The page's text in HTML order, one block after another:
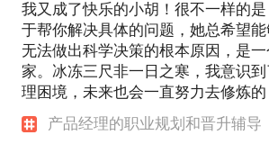
我又成了快乐的小胡！很不一样的
于帮你解决具体的问题，她总希望
无法做出科学决策的根本原因，是
家。冰冻三尺非一日之寒，我意识
理困境，未来也会一直努力去修炼的
产品经理的职业规划和晋升辅导